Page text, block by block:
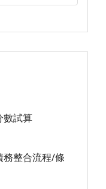
數試算
務整合流程/條